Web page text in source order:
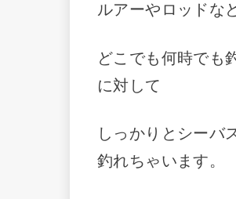
ルアーやロッドな
どこでも何時でも
に対して
しっかりとシーバ
釣れちゃいます。